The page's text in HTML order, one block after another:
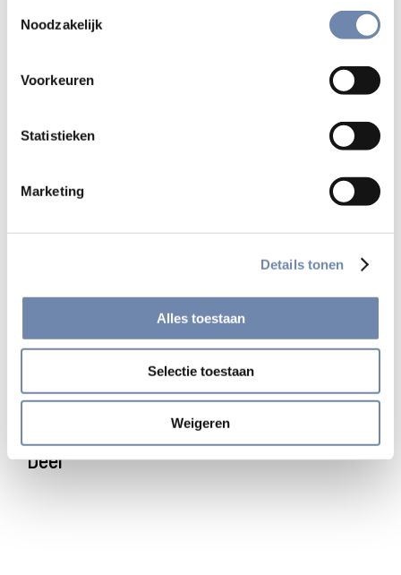
Noodzakelijk
Voorkeuren
Statistieken
Marketing
Details tonen
Alles toestaan
Selectie toestaan
Weigeren
Ieder jaar organiseert
, in hartje Amsterdam,
een succesvolle geloofscursus. Mensen met heel diverse
achtergronden nemen hieraan deel; wat zij delen is, in de
woorden van de toenmalige rector Tjeerd Jansen SJ, “een
In deel 1 van een drieluik over deze nieuwe katholieken van
de Krijtberg, vertelt Tjeerd Jansen over de kerk en de
cursus.
het Berchmanianum, het klooster-bejaardenoord van de
Bekijk alle portretten
Deel